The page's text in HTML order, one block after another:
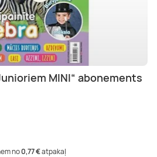
MINI“ abonements
no0,77 €atpakaļ